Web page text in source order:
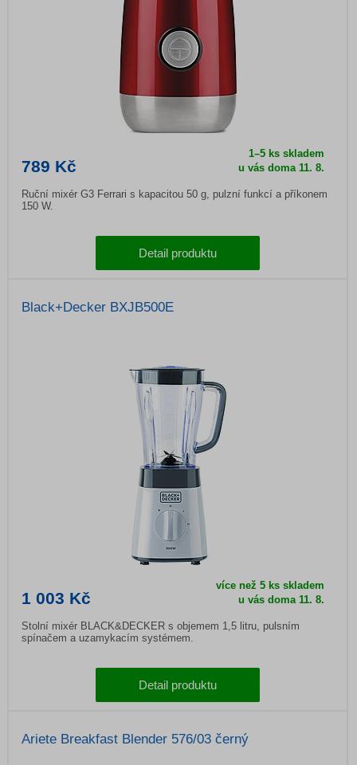
789 Kč
1–5 ks skladem
u vás doma11. 8.
Ruční mixér G3 Ferrari s kapacitou 50 g, pulzní funkcí a příkonem
150 W.
Detail produktu
Black+Decker BXJB500E
1 003 Kč
více než 5 ks skladem
u vás doma11. 8.
Stolní mixér BLACK&DECKER s objemem 1,5 litru, pulsním
spínačem a uzamykacím systémem.
Detail produktu
Ariete Breakfast Blender 576/03 černý